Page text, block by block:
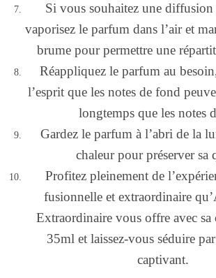
Si vous souhaitez une
vaporisez le parfum dans l’air et
brume pour permettre une
Réappliquez le parfum au
l’esprit que les notes de fond
longtemps que les notes
Gardez le parfum à l’abri de la
chaleur pour préserver sa
Profitez pleinement de
fusionnelle et extraordinaire
Extraordinaire vous offre avec sa
35ml et laissez-vous séduire
captivant.